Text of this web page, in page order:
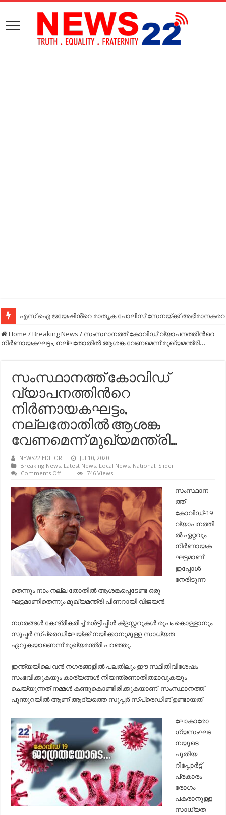
എസ്.ഐ.ജയേഷിൻ്റെ മാതൃക പോലീസ് സേനയ്ക്ക്
Home /Breaking News / സംസ്ഥാനത്ത് കോവിഡ് വ്യാപനത്തിന്‍റെ
നിർണായകഘട്ടം, നല്ലതോതിൽ ആശങ്ക വേണമെന്ന് മുഖ്യമന്ത്രി…
സംസ്ഥാനത്ത് കോവിഡ്
വ്യാപനത്തിന്‍റെ
നിർണായകഘട്ടം,
നല്ലതോതിൽ ആശങ്ക
വേണമെന്ന് മുഖ്യമന്ത്രി…
NEWS22 EDITOR
Jul 10, 2020
Breaking News, Latest News, Local News, National, Slider
Comments Offon
കോവിഡ്
വ്യാപനത്തിന്‍റെ
നിർണായകഘട്ടം,
നല്ലതോതിൽ
ആശങ്ക
വേണമെന്ന്
മുഖ്യമന്ത്രി…
746 Views
സംസ്ഥാന
ത്ത്
കോവിഡ്-19
വ്യാപനത്തി
ല്‍ ഏറ്റവും
നിര്‍ണായക
ഘട്ടമാണ്
ഇപ്പോള്‍
നേരിടുന്ന
തെന്നും നാം നല്ല തോതില്‍ ആശങ്കപ്പെടേണ്ട ഒരു
ഘട്ടമാണിതെന്നും മുഖ്യമന്ത്രി പിണറായി വിജയന്‍.
നഗരങ്ങള്‍ കേന്ദ്രീകരിച്ച്‌ മള്‍ട്ടിപ്പിള്‍ ക്ളസ്റ്ററുകള്‍ രൂപം കൊള്ളാനും
സൂപ്പര്‍ സ്പ്രെഡിലേയ്ക്ക് നയിക്കാനുമുള്ള സാധ്യത
ഏറുകയാണെന്ന് മുഖ്യമന്ത്രി പറഞ്ഞു.
ഇന്ത്യയിലെ വന്‍ നഗരങ്ങളില്‍ പലതിലും ഈ സ്ഥിതിവിശേഷം
സംഭവിക്കുകയും കാര്യങ്ങള്‍ നിയന്ത്രണാതീതമാവുകയും
ചെയ്യുന്നത് നമ്മള്‍ കണ്ടുകൊണ്ടിരിക്കുകയാണ്. സംസ്ഥാനത്ത്
പൂന്തുറയില്‍ ആണ് ആദ്യത്തെ സൂപ്പര്‍ സ്പ്രെഡിങ് ഉണ്ടായത്.
ലോകാരോ
ഗ്യസംഘട
നയുടെ
പുതിയ
റിപ്പോര്‍ട്ട്
പ്രകാരം
രോഗം
പകരാനുള്ള
സാധ്യത